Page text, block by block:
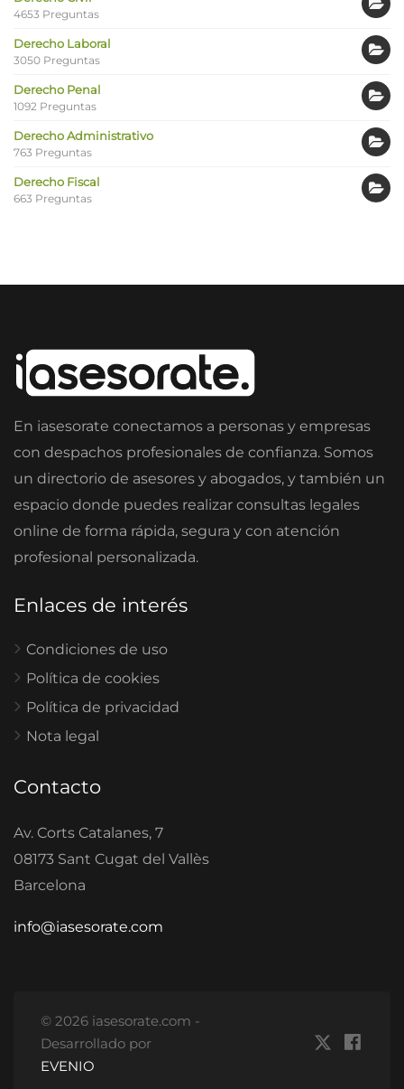
4653 Preguntas
Derecho Laboral
3050 Preguntas
Derecho Penal
1092 Preguntas
Derecho Administrativo
763 Preguntas
Derecho Fiscal
663 Preguntas
En iasesorate conectamos a personas y empresas
con despachos profesionales de confianza. Somos
un directorio de asesores y abogados, y también un
espacio donde puedes realizar consultas legales
online de forma rápida, segura y con atención
profesional personalizada.
Enlaces de interés
Condiciones de uso
Política de cookies
Política de privacidad
Nota legal
Contacto
Av. Corts Catalanes, 7
08173 Sant Cugat del Vallès
Barcelona
info@iasesorate.com
© 2026 iasesorate.com -
Desarrollado por
EVENIO